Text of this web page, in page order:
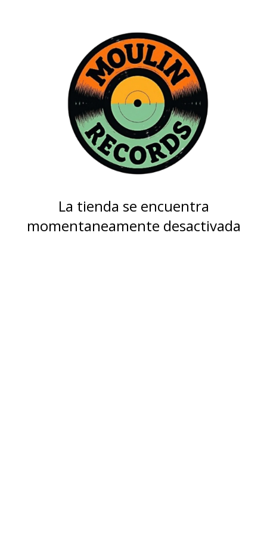
La tienda se encuentra
momentaneamente desactivada